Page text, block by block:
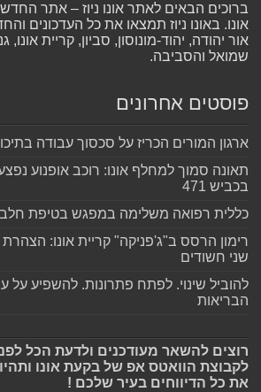
ברוכים הבאים לאתר אונו ניוז – אתר
אונו. באונו ניוז תמצאו את כל העדכונים
אור יהודה, יהוד-מונוסון, סביון, קריית אונו,
שמואל והסביבה.
פוסטים אחרונים
ארגון המורים הכריז על סכסוך עבודה
תאונה סמוך למחלף אונו: רוכב אופנוע נפצע
בכביש 471
כללית רפואה משלימה במפגש בטיפת חלב
רימון הרסס ב"ג'פניקה" קריית אונו:
שני חשודים
להוביל שינוי. לפתח פתרונות. להשפיע על
הבריאות
רוצים להשאר מעודכנים ולדעת הכל
לקבוצת הוואטס אפ של בקעת אונו
את כל הדיווחים בעיר שלכם !